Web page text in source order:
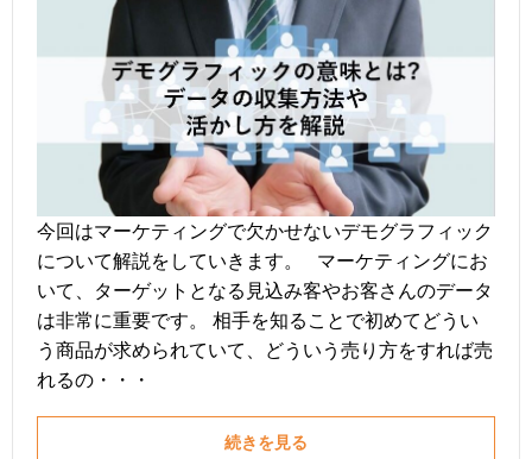
今回はマーケティングで欠かせないデモグラフィック
について解説をしていきます。 マーケティングにお
いて、ターゲットとなる見込み客やお客さんのデータ
は非常に重要です。 相手を知ることで初めてどうい
う商品が求められていて、どういう売り方をすれば売
れるの・・・
続きを見る